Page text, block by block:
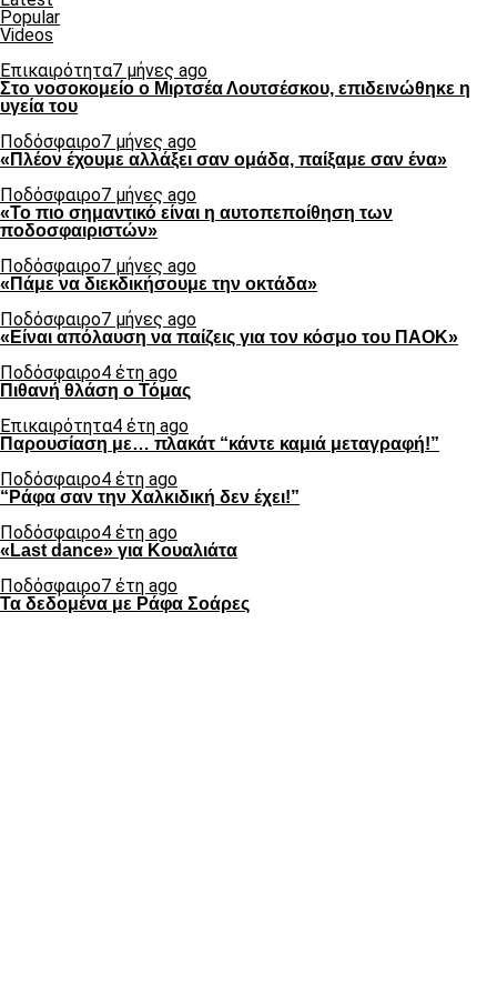
Popular
Videos
Επικαιρότητα7 μήνες ago
Στο νοσοκομείο ο Μιρτσέα Λουτσέσκου, επιδεινώθηκε η
υγεία του
Ποδόσφαιρο7 μήνες ago
«Πλέον έχουμε αλλάξει σαν ομάδα, παίξαμε σαν ένα»
Ποδόσφαιρο7 μήνες ago
«Το πιο σημαντικό είναι η αυτοπεποίθηση των
ποδοσφαιριστών»
Ποδόσφαιρο7 μήνες ago
«Πάμε να διεκδικήσουμε την οκτάδα»
Ποδόσφαιρο7 μήνες ago
«Είναι απόλαυση να παίζεις για τον κόσμο του ΠΑΟΚ»
Ποδόσφαιρο4 έτη ago
Πιθανή θλάση ο Τόμας
Επικαιρότητα4 έτη ago
Παρουσίαση με… πλακάτ “κάντε καμιά μεταγραφή!”
Ποδόσφαιρο4 έτη ago
“Ράφα σαν την Χαλκιδική δεν έχει!”
Ποδόσφαιρο4 έτη ago
«Last dance» για Κουαλιάτα
Ποδόσφαιρο7 έτη ago
Τα δεδομένα με Ράφα Σοάρες